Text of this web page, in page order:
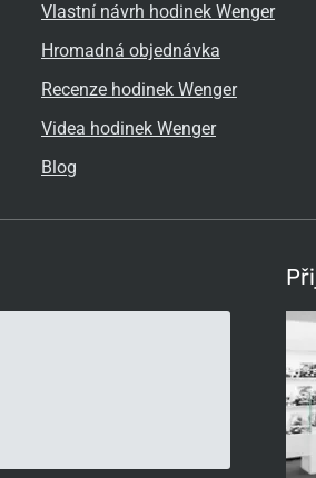
Vlastní návrh hodinek Wenger
Hromadná objednávka
Recenze hodinek Wenger
Videa hodinek Wenger
Blog